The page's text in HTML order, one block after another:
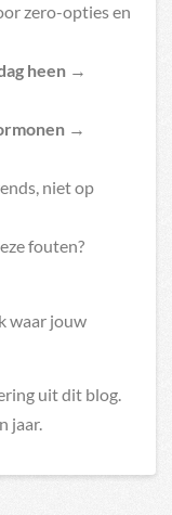
zero-opties en
heen →
→
niet op
fouten?
waar jouw
uit dit blog.
jaar.